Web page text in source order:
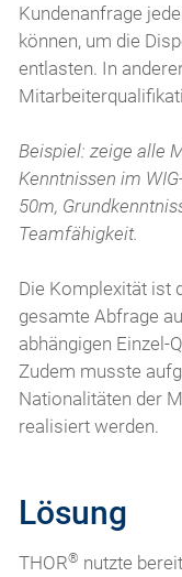
Kundenanfrage
können, um die
entlasten. In
Beispiel: zeige alle
Kenntnissen im
50m,
Teamfähigkeit.
Die Komplexität ist
gesamte Abfrage
abhängigen Einzel-
Zudem musste
Nationalitäten der
realisiert werden.
Lösung
THOR® nutzte